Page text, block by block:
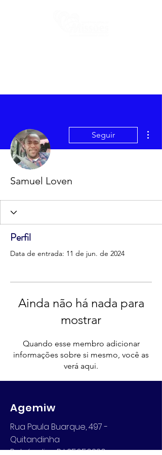
Seguir
Samuel Loven
Perfil
Data de entrada: 11 de jun. de 2024
Ainda não há nada para
mostrar
Quando esse membro adicionar
informações sobre si mesmo, você as
verá aqui.
Agemiw
Rua Paula Buarque, 497 -
Quitandinha
Petrópolis - RJ 25650330